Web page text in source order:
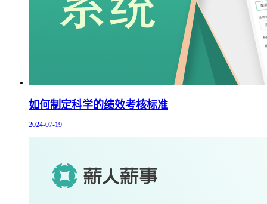
如何制定科学的绩效考核标准
2024-07-19